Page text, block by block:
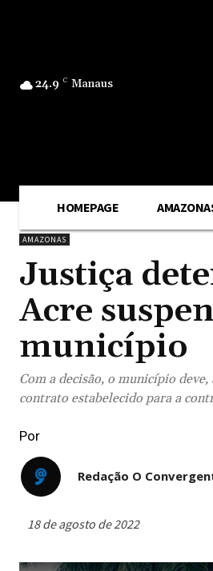
24.9 C Manaus
HOMEPAGE
AMAZONAS
Justiça
Acre
município
Com a decisão, o município
contrato estabelecido para a
Por
Redação O
18 de agosto de 2022